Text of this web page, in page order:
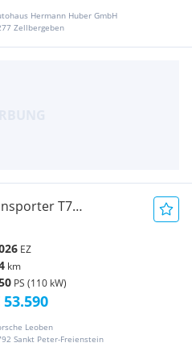
Hermann Huber GmbH
Zellbergeben
T7
Transporter /
EZ
km
PS (110 kW)
Leoben
Sankt Peter-Freienstein
53.590